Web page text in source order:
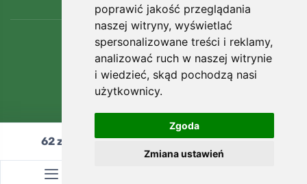
poprawić jakość przeglądania
naszej witryny, wyświetlać
spersonalizowane treści i reklamy,
analizować ruch w naszej witrynie
i wiedzieć, skąd pochodzą nasi
użytkownicy.
Zgoda
Zmiana ustawień
62zł Dodaj do koszyka